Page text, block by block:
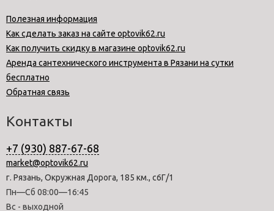
Полезная информация
Как сделать заказ на сайте optovik62.ru
Как получить скидку в магазине optovik62.ru
Аренда сантехнического инструмента в Рязани на сутки
бесплатно
Обратная связь
Контакты
+7 (930) 887-67-68
market@optovik62.ru
г. Рязань, Окружная Дорога, 185 км., с6Г/1
Пн—Сб 08:00—16:45
Вс - выходной